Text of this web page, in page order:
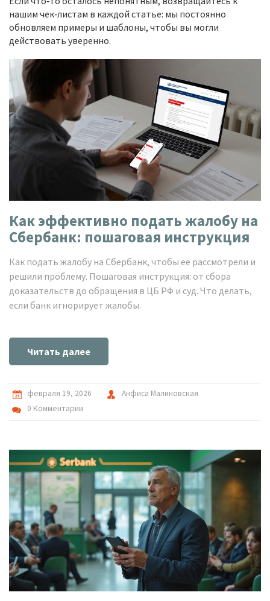
нашим чек‑листам в каждой статье: мы постоянно
обновляем примеры и шаблоны, чтобы вы могли
действовать уверенно.
Как эффективно подать жалобу на
Сбербанк: пошаговая инструкция
Как подать жалобу на Сбербанк, чтобы её рассмотрели и
решили проблему. Пошаговая инструкция: от сбора
доказательств до обращения в ЦБ РФ и суд. Что делать,
если банк игнорирует жалобы.
Читать далее
февраля 19, 2026
Анфиса Малиновская
0 Комментарии